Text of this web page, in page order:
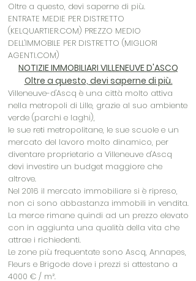
Oltre a questo, devi saperne di più.
ENTRATE MEDIE PER DISTRETTO
(KELQUARTIER.COM) PREZZO MEDIO
DELL'IMMOBILE PER DISTRETTO (MIGLIORI
AGENTI.COM)
NOTIZIE IMMOBILIARI VILLENEUVE D'ASCQ
Oltre a questo, devi saperne di più.
Villeneuve-d'Ascq è una città molto attiva
nella metropoli di Lille, grazie al suo ambiente
verde (parchi e laghi),
le sue reti metropolitane, le sue scuole e un
mercato del lavoro molto dinamico, per
diventare proprietario a Villeneuve d'Ascq
devi investire un budget maggiore che
altrove.
Nel 2016 il mercato immobiliare si è ripreso,
non ci sono abbastanza immobili in vendita.
La merce rimane quindi ad un prezzo elevato
con in aggiunta una qualità della vita che
attrae i richiedenti.
Le zone più frequentate sono Ascq, Annapes,
Fleurs e Brigode dove i prezzi si attestano a
4000 € / m².